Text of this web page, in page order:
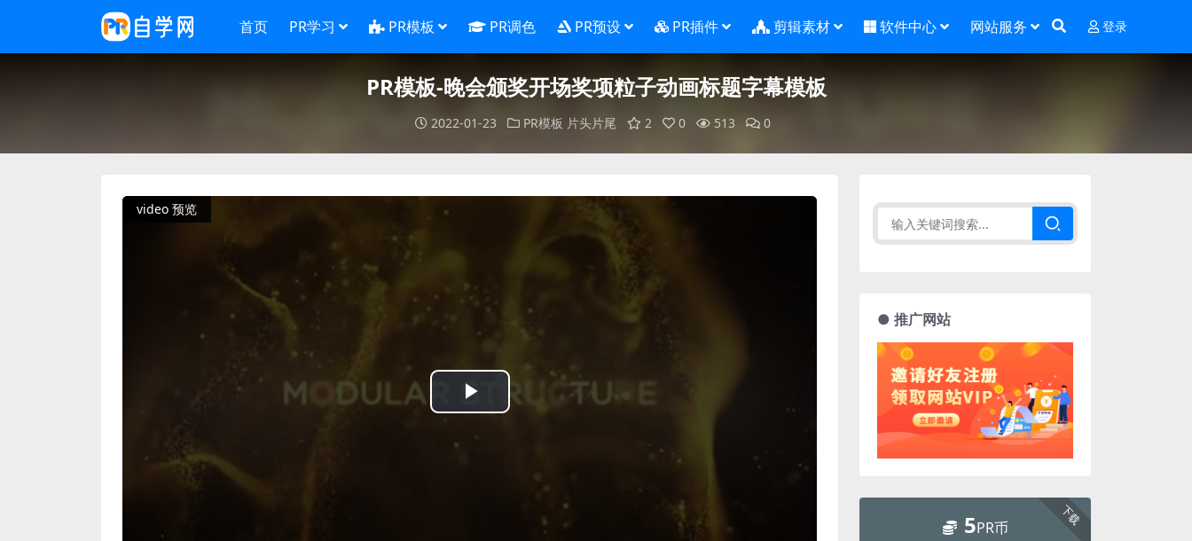
首页 PR学习 PR模板 PR调色 PR预设 PR插件 剪辑素材 软件中心 网站服务 登录
PR模板-晚会颁奖开场奖项粒子动画标题字幕模板
2022-01-23 PR模板 片头片尾 2 0 513 0
video 预览
Play
● 推广网站
下载
5PR币